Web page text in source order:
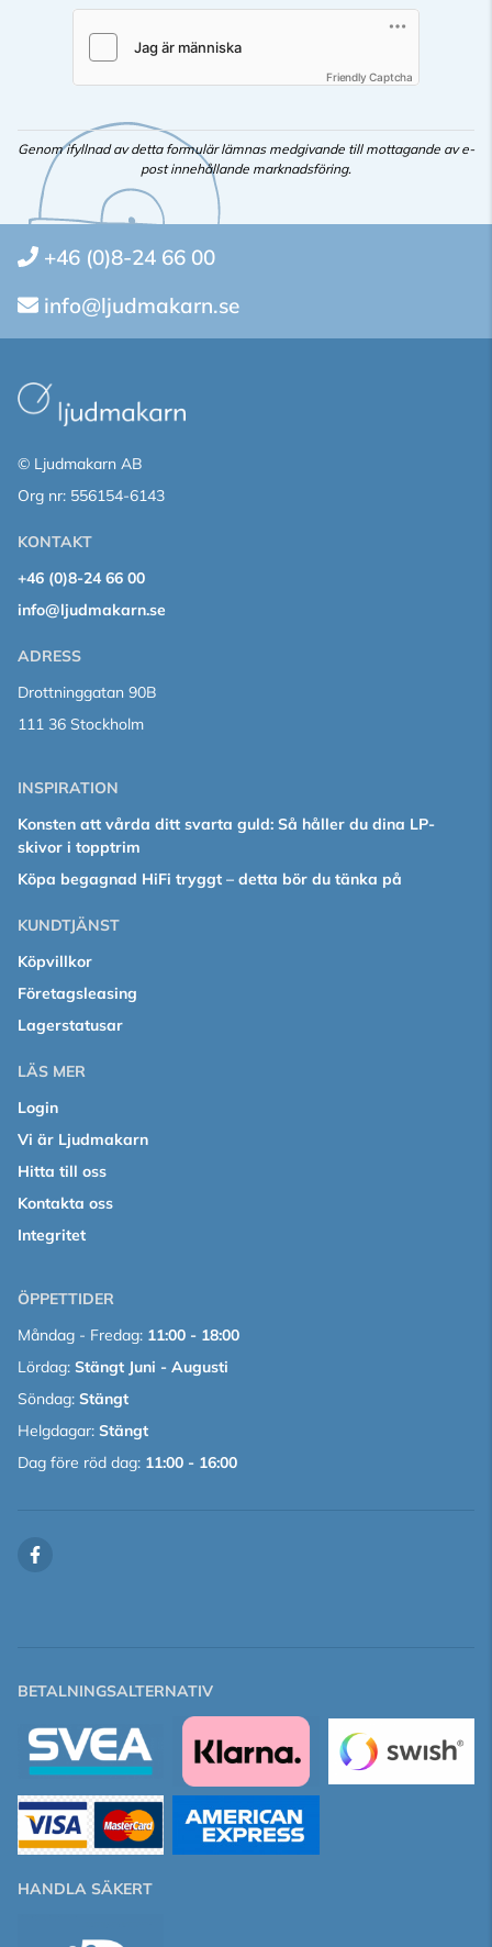
Friendly Captcha
Genom ifyllnad av detta formulär lämnas medgivande till mottagande av e-
post innehållande marknadsföring.
+46 (0)8-24 66 00
info@ljudmakarn.se
© Ljudmakarn AB
Org nr: 556154-6143
KONTAKT
+46 (0)8-24 66 00
info@ljudmakarn.se
ADRESS
Drottninggatan 90B
111 36 Stockholm
INSPIRATION
Konsten att vårda ditt svarta guld: Så håller du dina LP-
skivor i topptrim
Köpa begagnad HiFi tryggt – detta bör du tänka på
KUNDTJÄNST
Köpvillkor
Företagsleasing
Lagerstatusar
LÄS MER
Login
Vi är Ljudmakarn
Hitta till oss
Kontakta oss
Integritet
ÖPPETTIDER
Måndag - Fredag: 11:00 - 18:00
Lördag: Stängt Juni - Augusti
Söndag: Stängt
Helgdagar: Stängt
Dag före röd dag: 11:00 - 16:00
BETALNINGSALTERNATIV
HANDLA SÄKERT